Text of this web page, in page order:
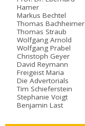
Hamer
Markus Bechtel
Thomas Bachheimer
Thomas Straub
Wolfgang Arnold
Wolfgang Prabel
Christoph Geyer
David Reymann
Freigeist Maria
Die Advertorials
Tim Schieferstein
Stephanie Voigt
Benjamin Last